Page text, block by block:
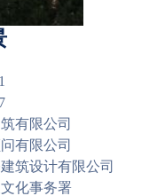
有限公司
有限公司
筑设计有限公司
化事务署